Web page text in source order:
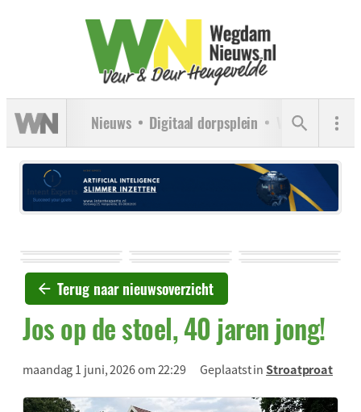
Nieuws Digitaal dorpsplein Verenigingen
Terug naar nieuwsoverzicht
Jos op de stoel, 40 jaren jong!
maandag 1 juni, 2026 om 22:29 Geplaatst inStroatproat